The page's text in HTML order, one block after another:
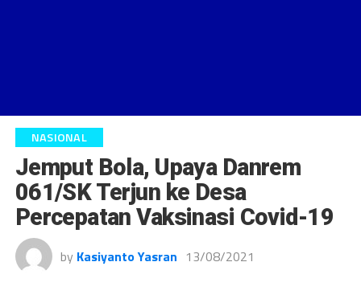
NASIONAL
Jemput Bola, Upaya Danrem
061/SK Terjun ke Desa
Percepatan Vaksinasi Covid-19
by Kasiyanto Yasran 13/08/2021